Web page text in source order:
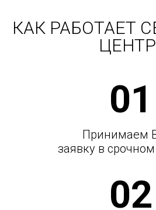
КАК РАБОТАЕТ
01
Принимаем
заявку в
02